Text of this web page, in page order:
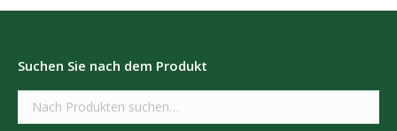
Suchen Sie nach dem Produkt